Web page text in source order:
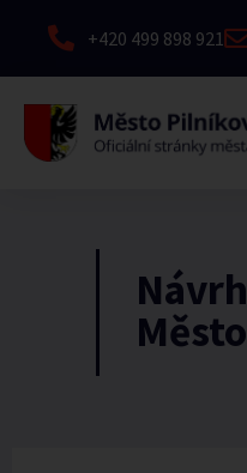
+420 499 898 921